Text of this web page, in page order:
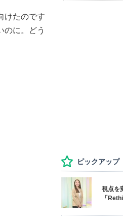
けたのです
に。どう
ピックアップ
視点を
「